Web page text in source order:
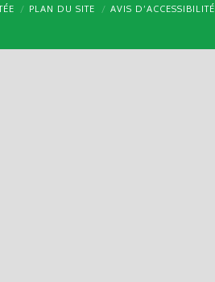
PLAN DU SITE AVIS D’ACCESSIBILITÉ